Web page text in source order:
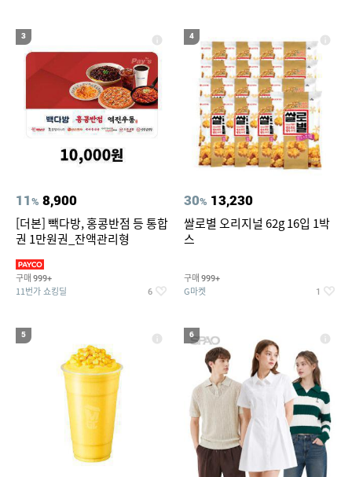
3
11% 8,900
[더본] 빽다방, 홍콩반점 등 통합
권 1만원권_잔액관리형
구매 999+
11번가 쇼킹딜 6
4
30% 13,230
쌀로별 오리지널 62g 16입 1박
스
구매 999+
G마켓 1
5 6